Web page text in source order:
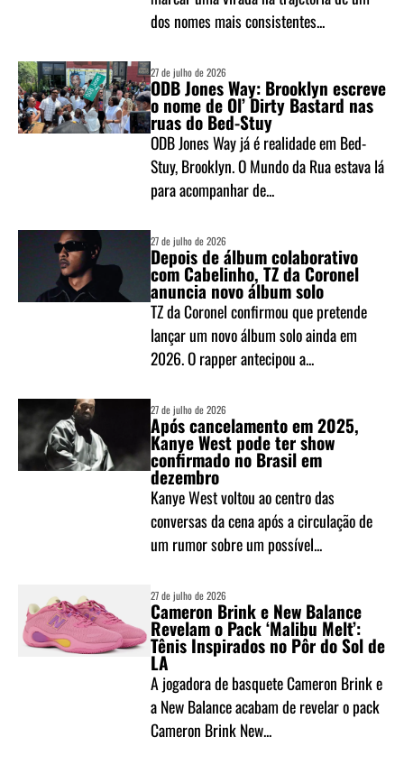
dos nomes mais consistentes...
27 de julho de 2026
ODB Jones Way: Brooklyn escreve
o nome de Ol’ Dirty Bastard nas
ruas do Bed-Stuy
ODB Jones Way já é realidade em Bed-
Stuy, Brooklyn. O Mundo da Rua estava lá
para acompanhar de...
27 de julho de 2026
Depois de álbum colaborativo
com Cabelinho, TZ da Coronel
anuncia novo álbum solo
TZ da Coronel confirmou que pretende
lançar um novo álbum solo ainda em
2026. O rapper antecipou a...
27 de julho de 2026
Após cancelamento em 2025,
Kanye West pode ter show
confirmado no Brasil em
dezembro
Kanye West voltou ao centro das
conversas da cena após a circulação de
um rumor sobre um possível...
27 de julho de 2026
Cameron Brink e New Balance
Revelam o Pack ‘Malibu Melt’:
Tênis Inspirados no Pôr do Sol de
LA
A jogadora de basquete Cameron Brink e
a New Balance acabam de revelar o pack
Cameron Brink New...